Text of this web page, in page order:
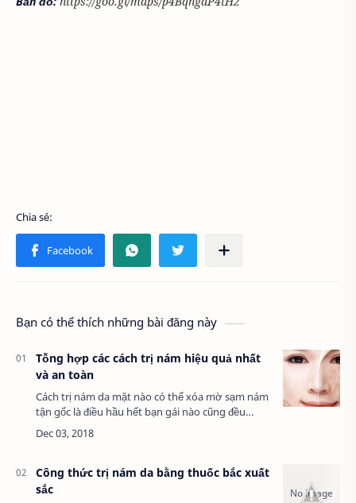
Bạn có thể thích những bài đăng này
Tỗng hợp các cách trị nám hiệu quả nhất
và an toàn
Cách trị nám da mặt nào có thể xóa mờ sạm nám
tận gốc là điều hầu hết bạn gái nào cũng đều
mong muốn tìm ra. Da bị nám, tàn nhang - nỗi ám
ảnh quá lớn đối với bất cứ chị em phụ nữ.…
Công thức trị nám da bằng thuốc bắc xuất
sắc